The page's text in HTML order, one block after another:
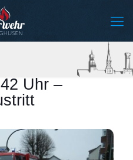
Uhr –